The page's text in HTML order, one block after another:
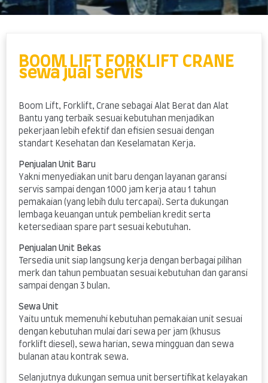
BOOM LIFT FORKLIFT CRANE
sewa jual servis
Boom Lift, Forklift, Crane sebagai Alat Berat dan Alat
Bantu yang terbaik sesuai kebutuhan menjadikan
pekerjaan lebih efektif dan efisien sesuai dengan
standart Kesehatan dan Keselamatan Kerja.
Penjualan Unit Baru
Yakni menyediakan unit baru dengan layanan garansi
servis sampai dengan 1000 jam kerja atau 1 tahun
pemakaian (yang lebih dulu tercapai). Serta dukungan
lembaga keuangan untuk pembelian kredit serta
ketersediaan spare part sesuai kebutuhan.
Penjualan Unit Bekas
Tersedia unit siap langsung kerja dengan berbagai pilihan
merk dan tahun pembuatan sesuai kebutuhan dan garansi
sampai dengan 3 bulan.
Sewa Unit
Yaitu untuk memenuhi kebutuhan pemakaian unit sesuai
dengan kebutuhan mulai dari sewa per jam (khusus
forklift diesel), sewa harian, sewa mingguan dan sewa
bulanan atau kontrak sewa.
Selanjutnya dukungan semua unit bersertifikat kelayakan